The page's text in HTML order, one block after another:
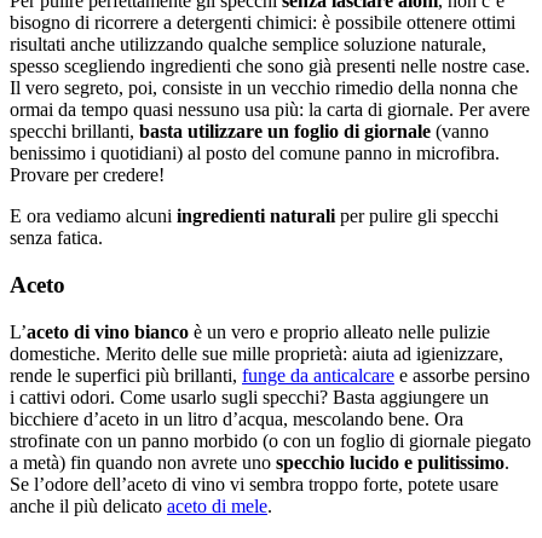
bisogno di ricorrere a detergenti chimici: è possibile ottenere ottimi
risultati anche utilizzando qualche semplice soluzione naturale,
spesso scegliendo ingredienti che sono già presenti nelle nostre case.
Il vero segreto, poi, consiste in un vecchio rimedio della nonna che
ormai da tempo quasi nessuno usa più: la carta di giornale. Per avere
specchi brillanti, basta utilizzare un foglio di giornale (vanno
benissimo i quotidiani) al posto del comune panno in microfibra.
Provare per credere!
E ora vediamo alcuni ingredienti naturali per pulire gli specchi
senza fatica.
Aceto
L’aceto di vino bianco è un vero e proprio alleato nelle pulizie
domestiche. Merito delle sue mille proprietà: aiuta ad igienizzare,
rende le superfici più brillanti, funge da anticalcare e assorbe persino
i cattivi odori. Come usarlo sugli specchi? Basta aggiungere un
bicchiere d’aceto in un litro d’acqua, mescolando bene. Ora
strofinate con un panno morbido (o con un foglio di giornale piegato
a metà) fin quando non avrete uno specchio lucido e pulitissimo.
Se l’odore dell’aceto di vino vi sembra troppo forte, potete usare
anche il più delicato aceto di mele.